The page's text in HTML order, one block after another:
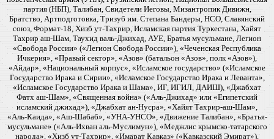
партия (НБП), Талибан, Свидетели Иеговы, Мизантропик Дивижн,
Братство, Артподготовка, Тризуб им. Степана Бандеры, НСО, Славянский
союз, Формат-18, Хизб ут-Тахрир, Исламская партия Туркестана, Хайят
Тахрир аш-Шам, Таухид валь-Джихад, АУЕ, Братья мусульмане, Легион
«Свобода России» («Легион Свобода России»), «Чеченская Республика
Ичкерия», «Правый сектор», «Азов» (батальон «Азов», полк «Азов»),
«Айдар», «Национальный корпус», «Исламское государство» («Исламское
Государство Ирака и Сирии», «Исламское Государство Ирака и Леванта»,
«Исламское Государство Ирака и Шама», ИГ, ИГИЛ, ДАИШ), «Джабхат
Фатх аш-Шам», «Священная война» («Аль-Джихад» или «Египетский
исламский джихад»), «Джабхат ан-Нусра», «Хайят Тахрир-аш-Шам»,
«Аль-Каида», «Аш-Шабаб», «УНА-УНСО», «Движение Талибан», «Братья-
мусульмане» («Аль-Ихван аль-Муслимун»), «Меджлис крымско-татарского
народа», «Хизб ут-Тахрир», «Имарат Кавказ» («Кавказский Эмират»),